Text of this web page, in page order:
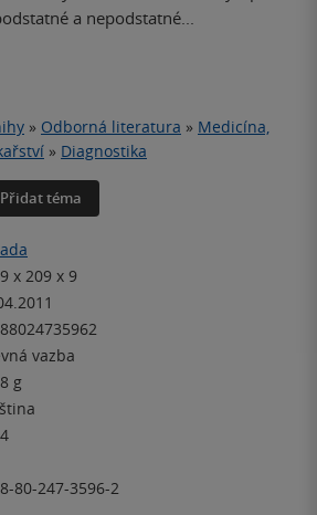
a nepodstatné...
» Odborná literatura » Medicína,
» Diagnostika
Přidat téma
x 209 x 9
vazba
g
80-247-3596-2